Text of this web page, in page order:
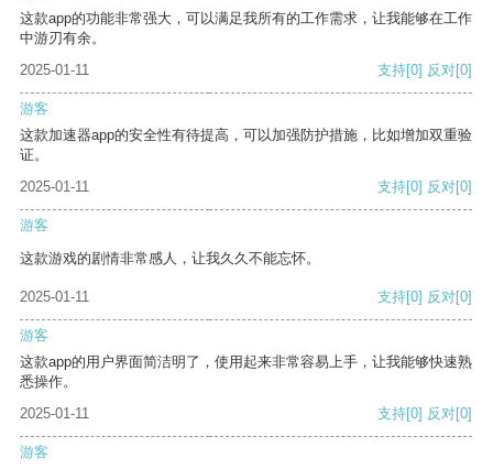
这款app的功能非常强大，可以满足我所有的工作需求，让我能够在工作
中游刃有余。
2025-01-11
支持[0] 反对[0]
游客
这款加速器app的安全性有待提高，可以加强防护措施，比如增加双重验
证。
2025-01-11
支持[0] 反对[0]
游客
这款游戏的剧情非常感人，让我久久不能忘怀。
2025-01-11 支持[0] 反对[0]
游客
这款app的用户界面简洁明了，使用起来非常容易上手，让我能够快速熟
悉操作。
2025-01-11
支持[0] 反对[0]
游客